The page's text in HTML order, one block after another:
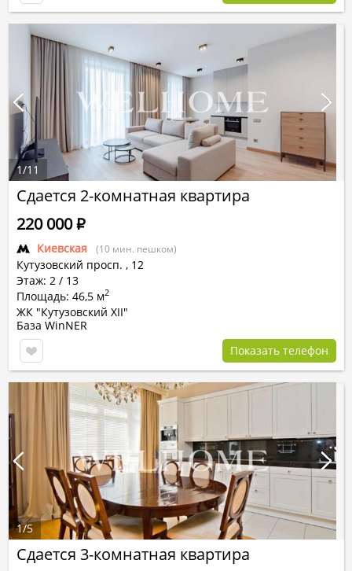
Сдается 2-комнатная квартира
Киевская (10 мин. пешком)
Кутузовский просп. , 12
Этаж: 2 / 13
Площадь: 46,5 м2
ЖК "Кутузовский XII"
220 000Р
База WinNER
Показать телефон
1/11
Сдается 3-комнатная квартира
1/5